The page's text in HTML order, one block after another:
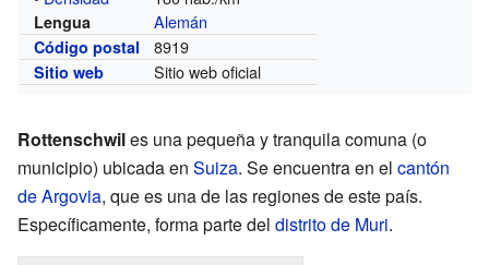
Lengua Alemán
Código postal 8919
Sitio web Sitio web oficial
Rottenschwiles una pequeña y tranquila comuna (o
municipio) ubicada en Suiza. Se encuentra en el cantón
de Argovia, que es una de las regiones de este país.
Específicamente, forma parte del distrito de Muri.